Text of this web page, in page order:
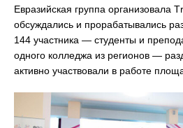
Евразийская группа организовала
обсуждались и прорабатывались
144 участника — студенты и
одного колледжа из регионов —
активно участвовали в работе